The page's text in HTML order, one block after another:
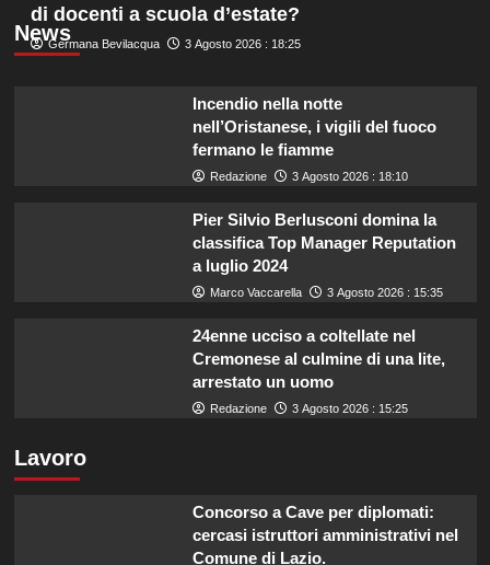
News
di docenti a scuola d’estate?
Germana Bevilacqua 3 Agosto 2026 : 18:25
Incendio nella notte
nell’Oristanese, i vigili del fuoco
fermano le fiamme
Redazione 3 Agosto 2026 : 18:10
Pier Silvio Berlusconi domina la
classifica Top Manager Reputation
a luglio 2024
Marco Vaccarella 3 Agosto 2026 : 15:35
24enne ucciso a coltellate nel
Cremonese al culmine di una lite,
arrestato un uomo
Redazione 3 Agosto 2026 : 15:25
Lavoro
Concorso a Cave per diplomati:
cercasi istruttori amministrativi nel
Comune di Lazio.